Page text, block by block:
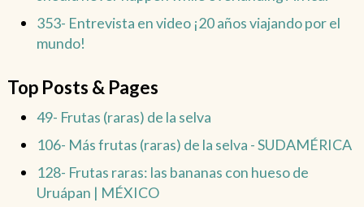
353- Entrevista en video ¡20 años viajando por el
mundo!
Top Posts & Pages
49- Frutas (raras) de la selva
106- Más frutas (raras) de la selva - SUDAMÉRICA
128- Frutas raras: las bananas con hueso de
Uruápan | MÉXICO